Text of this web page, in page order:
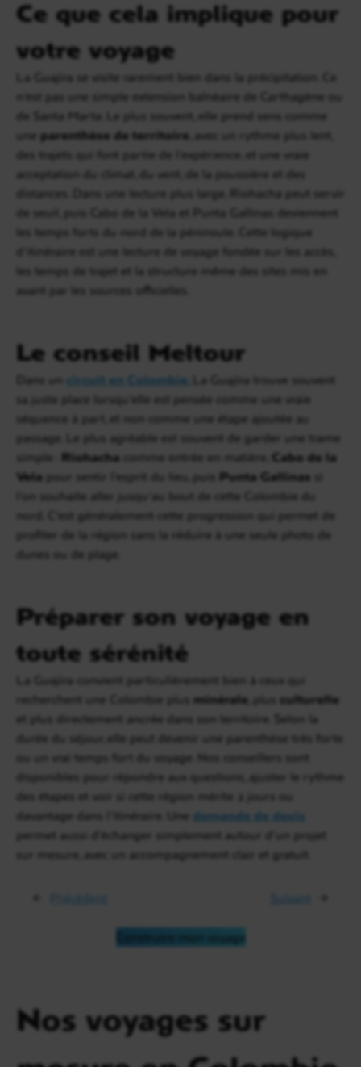
Ce que cela implique pour
votre voyage
La Guajira se visite rarement bien dans la précipitation. Ce
n’est pas une simple extension balnéaire de Carthagène ou
de Santa Marta. Le plus souvent, elle prend sens comme
une parenthèse de territoire , avec un rythme plus lent,
des trajets qui font partie de l’expérience, et une vraie
acceptation du climat, du vent, de la poussière et des
distances. Dans une lecture plus large, Riohacha peut servir
de seuil, puis Cabo de la Vela et Punta Gallinas deviennent
les temps forts du nord de la péninsule. Cette logique
d’itinéraire est une lecture de voyage fondée sur les accès,
les temps de trajet et la structure même des sites mis en
avant par les sources officielles.
Le conseil Meltour
Dans un circuit en Colombie , La Guajira trouve souvent
sa juste place lorsqu’elle est pensée comme une vraie
séquence à part, et non comme une étape ajoutée au
passage. Le plus agréable est souvent de garder une trame
simple : Riohacha comme entrée en matière, Cabo de la
Vela pour sentir l’esprit du lieu, puis Punta Gallinas
l’on souhaite aller jusqu’au bout de cette Colombie du
nord. C’est généralement cette progression qui permet de
profiter de la région sans la réduire à une seule photo de
dunes ou de plage.
Préparer son voyage en
toute sérénité
La Guajira convient particulièrement bien à ceux qui
recherchent une Colombie plus minérale
culturelle
et plus directement ancrée dans son territoire. Selon la
durée du séjour, elle peut devenir une parenthèse très forte
ou un vrai temps fort du voyage. Nos conseillers sont
disponibles pour répondre aux questions, ajuster le rythme
des étapes et voir si cette région mérite 2 jours ou
davantage dans l’itinéraire. Une demande de devis
permet aussi d’échanger simplement autour d’un projet
sur mesure, avec un accompagnement clair et gratuit.
← Suivant →
Construire mon voyage
Nos voyages sur